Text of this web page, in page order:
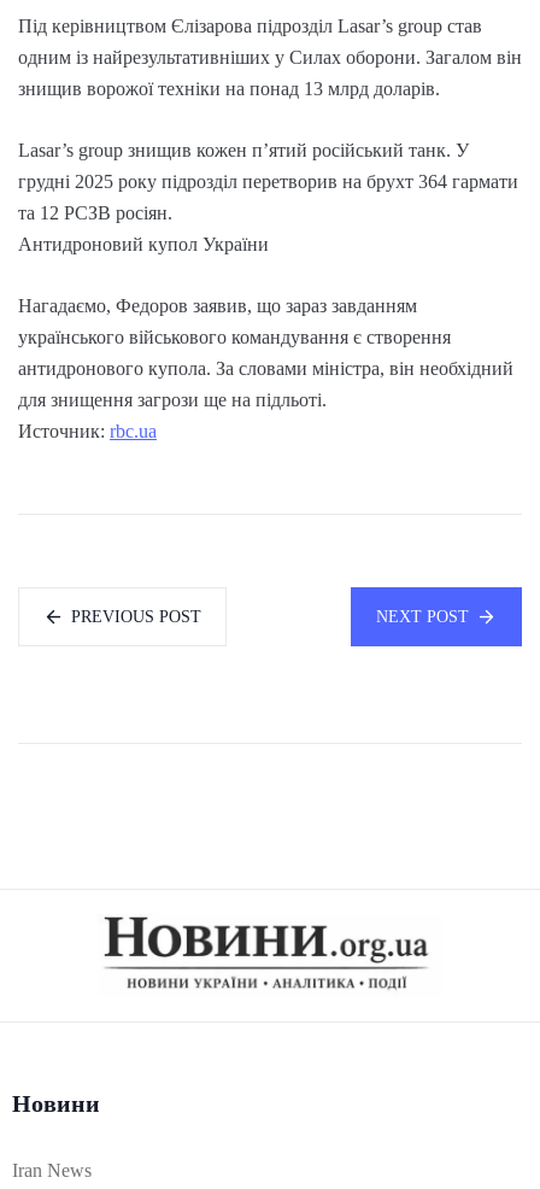
Під керівництвом Єлізарова підрозділ Lasar’s group став
одним із найрезультативніших у Силах оборони. Загалом він
знищив ворожої техніки на понад 13 млрд доларів.
Lasar’s group знищив кожен п’ятий російський танк. У
грудні 2025 року підрозділ перетворив на брухт 364 гармати
та 12 РСЗВ росіян.
Антидроновий купол України
Нагадаємо, Федоров заявив, що зараз завданням
українського військового командування є створення
антидронового купола. За словами міністра, він необхідний
для знищення загрози ще на підльоті.
Источник: rbc.ua
PREVIOUS POST NEXT POST
Новини
Iran News